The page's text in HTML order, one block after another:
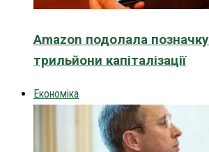
Amazon подолала
трильйони капіталізації
Економіка